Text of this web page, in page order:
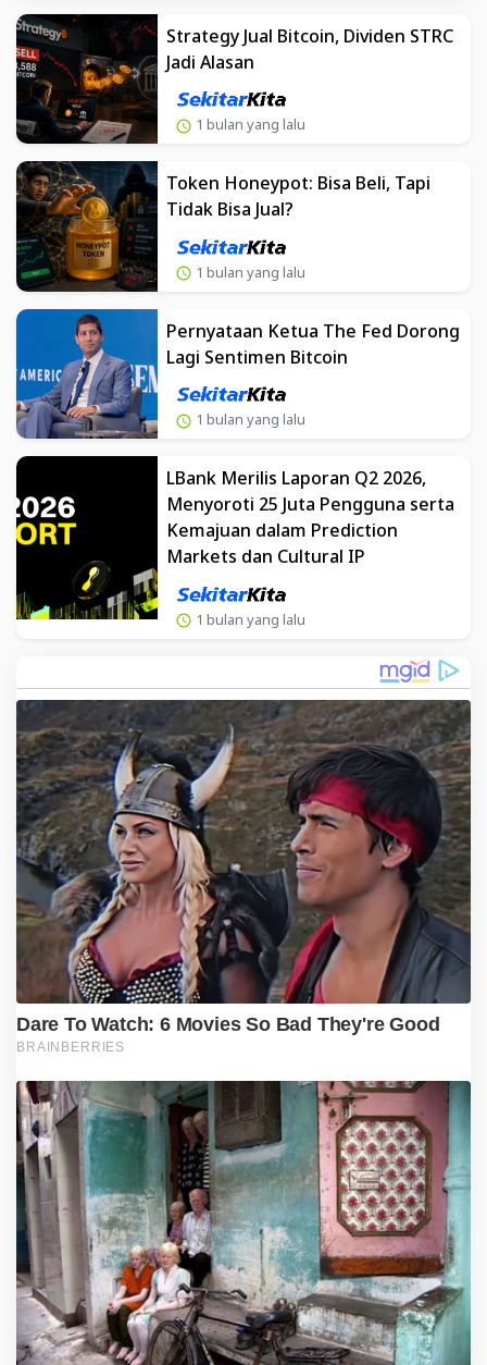
Strategy Jual Bitcoin, Dividen STRC
Jadi Alasan
1 bulan yang lalu
Token Honeypot: Bisa Beli, Tapi
Tidak Bisa Jual?
1 bulan yang lalu
Pernyataan Ketua The Fed Dorong
Lagi Sentimen Bitcoin
1 bulan yang lalu
LBank Merilis Laporan Q2 2026,
Menyoroti 25 Juta Pengguna serta
Kemajuan dalam Prediction
Markets dan Cultural IP
1 bulan yang lalu